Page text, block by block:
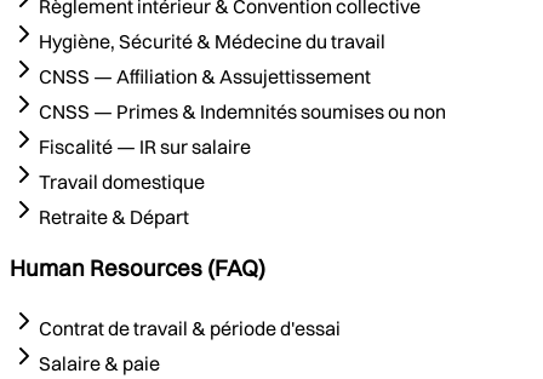
Règlement intérieur & Convention collective
Hygiène, Sécurité & Médecine du travail
CNSS — Affiliation & Assujettissement
CNSS — Primes & Indemnités soumises ou non
Fiscalité — IR sur salaire
Travail domestique
Retraite & Départ
Human Resources (FAQ)
Contrat de travail & période d'essai
Salaire & paie